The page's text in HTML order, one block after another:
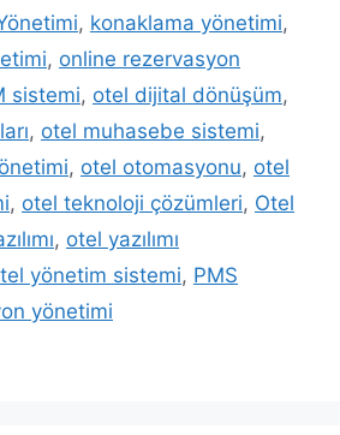
, konaklama yönetimi,
, online rezervasyon
sistemi, otel dijital dönüşüm,
, otel muhasebe sistemi,
, otel otomasyonu, otel
, otel teknoloji çözümleri, Otel
, otel yazılımı
yönetim sistemi, PMS
yönetimi